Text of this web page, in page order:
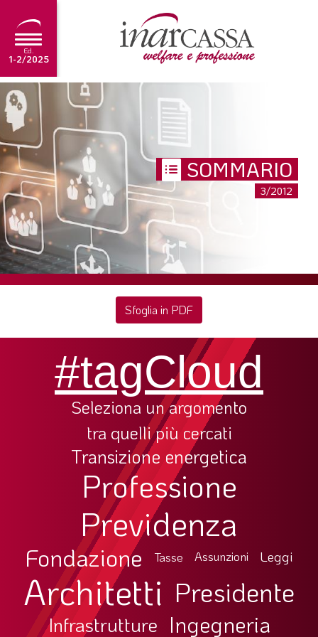
Ed.
1-2/2025
NEWS
EDITORIALE
TUTORIAL
SCADENZARIO
ARCHIVIO
Ultima edizione
1-2/2025
PREVIDENZA
FOCUS
PROFESSIONE
TERZA PAGINA
LE FOTO DEL FIL ROUGE
IN QUESTO NUMERO
SCENARIO ECONOMICO
SPAZIO APERTO
GOVERNANCE
FONDAZIONE
ASSOCIAZIONI
SOMMARIO
3/2012
Sfoglia in PDF
#tagCloud
Seleziona un argomento
tra quelli più cercati
Transizione energetica
Professione
Previdenza
Fondazione Tasse Assunzioni Leggi
Architetti Presidente
Infrastrutture Ingegneria